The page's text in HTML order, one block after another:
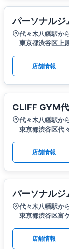
パーソナルジ
代々木八幡駅か
東京都渋谷区上
店舗情報
CLIFF GYM
代々木八幡駅か
東京都渋谷区代
店舗情報
パーソナルジ
代々木八幡駅か
東京都渋谷区富
店舗情報